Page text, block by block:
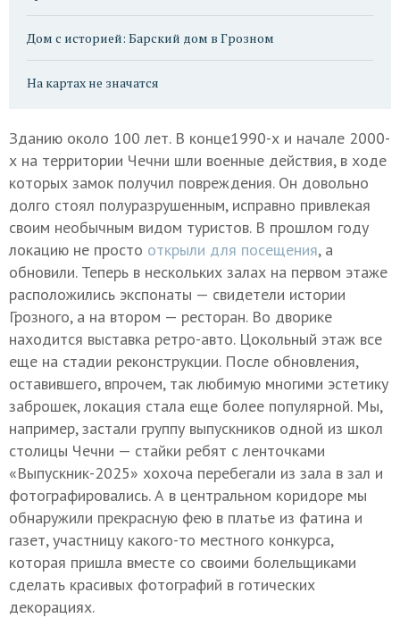
Дом с историей: Барский дом в Грозном
На картах не значатся
Зданию около 100 лет. В конце1990-х и начале 2000-
х на территории Чечни шли военные действия, в ходе
которых замок получил повреждения. Он довольно
долго стоял полуразрушенным, исправно привлекая
своим необычным видом туристов. В прошлом году
локацию не просто открыли для посещения, а
обновили. Теперь в нескольких залах на первом этаже
расположились экспонаты — свидетели истории
Грозного, а на втором — ресторан. Во дворике
находится выставка ретро-авто. Цокольный этаж все
еще на стадии реконструкции. После обновления,
оставившего, впрочем, так любимую многими эстетику
заброшек, локация стала еще более популярной. Мы,
например, застали группу выпускников одной из школ
столицы Чечни — стайки ребят с ленточками
«Выпускник-2025» хохоча перебегали из зала в зал и
фотографировались. А в центральном коридоре мы
обнаружили прекрасную фею в платье из фатина и
газет, участницу какого-то местного конкурса,
которая пришла вместе со своими болельщиками
сделать красивых фотографий в готических
декорациях.